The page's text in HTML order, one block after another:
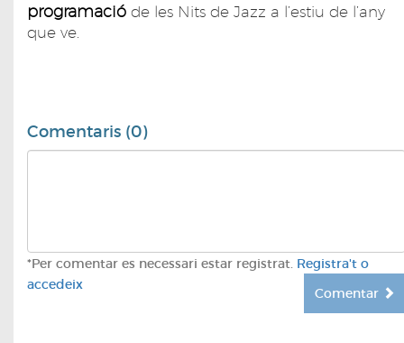
programació de les Nits de Jazz a l’estiu de l’any
que ve.
Comentaris (0)
*Per comentar es necessari estar registrat. Registra't o
accedeix
Comentar